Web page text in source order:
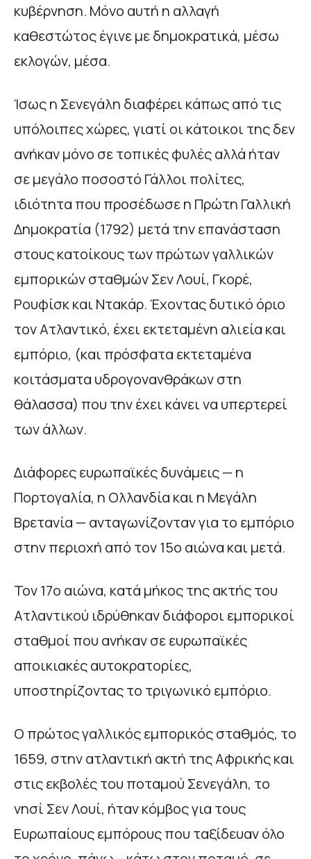
κυβέρνηση. Μόνο αυτή η αλλαγή
καθεστώτος έγινε με δημοκρατικά, μέσω
εκλογών, μέσα.
Ίσως η Σενεγάλη διαφέρει κάπως από τις
υπόλοιπες χώρες, γιατί οι κάτοικοι της δεν
ανήκαν μόνο σε τοπικές φυλές αλλά ήταν
σε μεγάλο ποσοστό Γάλλοι πολίτες,
ιδιότητα που προσέδωσε η Πρώτη Γαλλική
Δημοκρατία (1792) μετά την επανάσταση
στους κατοίκους των πρώτων γαλλικών
εμπορικών σταθμών Σεν Λουί, Γκορέ,
Ρουφίσκ και Ντακάρ. Έχοντας δυτικό όριο
τον Ατλαντικό, έχει εκτεταμένη αλιεία και
εμπόριο, (και πρόσφατα εκτεταμένα
κοιτάσματα υδρογονανθράκων στη
θάλασσα) που την έχει κάνει να υπερτερεί
των άλλων.
Διάφορες ευρωπαϊκές δυνάμεις — η
Πορτογαλία, η Ολλανδία και η Μεγάλη
Βρετανία — ανταγωνίζονταν για το εμπόριο
στην περιοχή από τον 15ο αιώνα και μετά.
Τον 17ο αιώνα, κατά μήκος της ακτής του
Ατλαντικού ιδρύθηκαν διάφοροι εμπορικοί
σταθμοί που ανήκαν σε ευρωπαϊκές
αποικιακές αυτοκρατορίες,
υποστηρίζοντας το τριγωνικό εμπόριο.
Ο πρώτος γαλλικός εμπορικός σταθμός, το
1659, στην ατλαντική ακτή της Αφρικής και
στις εκβολές του ποταμού Σενεγάλη, το
νησί Σεν Λουί, ήταν κόμβος για τους
Ευρωπαίους εμπόρους που ταξίδευαν όλο